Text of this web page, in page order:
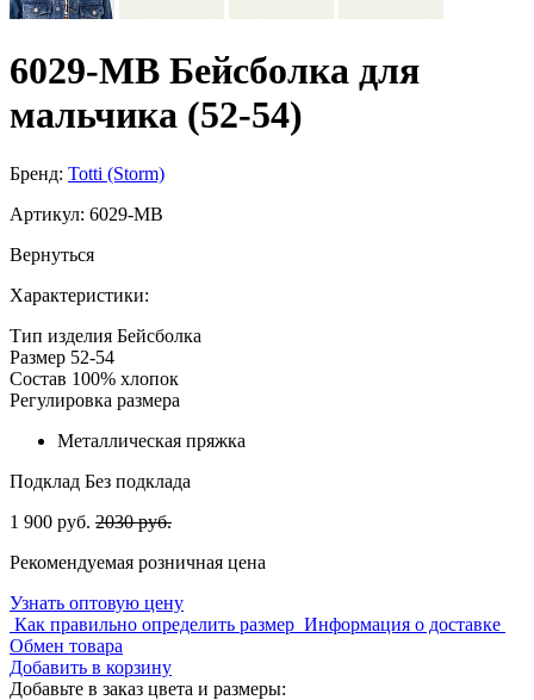
6029-MB Бейсболка для
мальчика (52-54)
Бренд: Totti (Storm)
Артикул: 6029-MB
Вернуться
Характеристики:
Тип изделия Бейсболка
Размер 52-54
Состав 100% хлопок
Регулировка размера
Металлическая пряжка
Подклад Без подклада
1 900 руб. 2030 руб.
Рекомендуемая розничная цена
Узнать оптовую цену
Как правильно определить размер Информация о доставке
Обмен товара
Добавить в корзину
Добавьте в заказ цвета и размеры: